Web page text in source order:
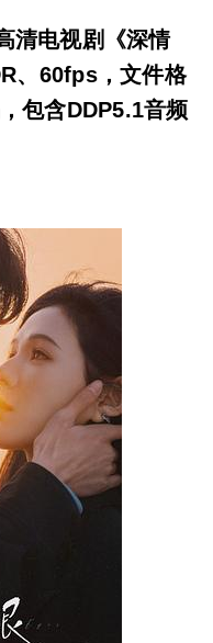
清电视剧《深情
、60fps，文件格
包含DDP5.1音频